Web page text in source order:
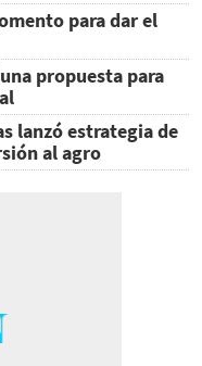
para dar el
propuesta para
lanzó estrategia de
al agro